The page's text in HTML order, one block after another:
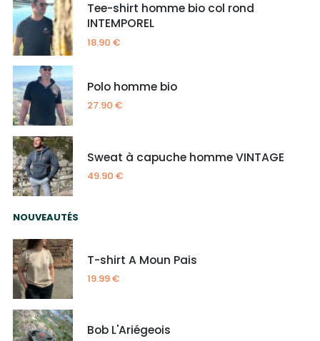
Tee-shirt homme bio col rond
INTEMPOREL
18.90 €
Polo homme bio
27.90 €
Sweat à capuche homme VINTAGE
49.90 €
NOUVEAUTÉS
T-shirt A Moun Pais
19.99€
Bob L'Ariégeois